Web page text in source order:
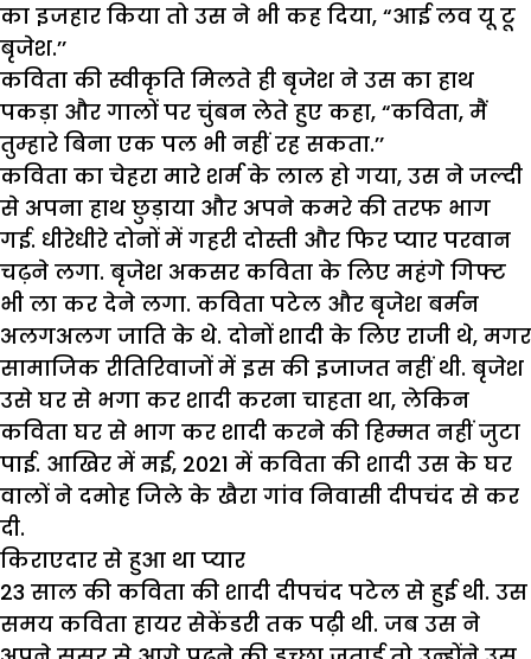
का इजहार किया तो उस ने भी कह दिया, “आई लव यू टू
बृजेश.’’
कविता की स्वीकृति मिलते ही बृजेश ने उस का हाथ
पकड़ा और गालों पर चुंबन लेते हुए कहा, “कविता, मैं
तुम्हारे बिना एक पल भी नहीं रह सकता.’’
कविता का चेहरा मारे शर्म के लाल हो गया, उस ने जल्दी
से अपना हाथ छुड़ाया और अपने कमरे की तरफ भाग
गई. धीरेधीरे दोनों में गहरी दोस्ती और फिर प्यार परवान
चढ़ने लगा. बृजेश अकसर कविता के लिए महंगे गिफ्ट
भी ला कर देने लगा. कविता पटेल और बृजेश बर्मन
अलगअलग जाति के थे. दोनों शादी के लिए राजी थे, मगर
सामाजिक रीतिरिवाजों में इस की इजाजत नहीं थी. बृजेश
उसे घर से भगा कर शादी करना चाहता था, लेकिन
कविता घर से भाग कर शादी करने की हिम्मत नहीं जुटा
पाई. आखिर में मई, 2021 में कविता की शादी उस के घर
वालों ने दमोह जिले के खैरा गांव निवासी दीपचंद से कर
दी.
किराएदार से हुआ था प्यार
23 साल की कविता की शादी दीपचंद पटेल से हुई थी. उस
समय कविता हायर सेकेंडरी तक पढ़ी थी. जब उस ने